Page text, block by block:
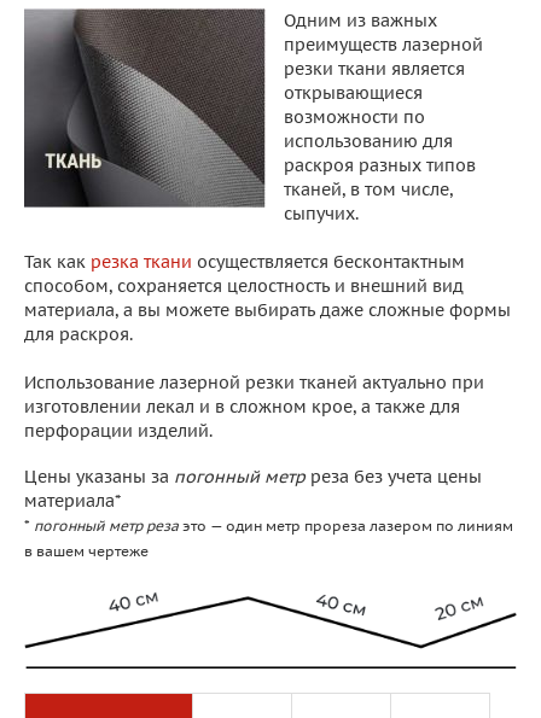
Одним из важных
преимуществ лазерной
резки ткани является
открывающиеся
возможности по
использованию для
раскроя разных типов
тканей, в том числе,
сыпучих.
Так как резка ткани осуществляется бесконтактным
способом, сохраняется целостность и внешний вид
материала, а вы можете выбирать даже сложные формы
для раскроя.
Использование лазерной резки тканей актуально при
изготовлении лекал и в сложном крое, а также для
перфорации изделий.
Цены указаны за погонный метрреза без учета цены
материала*
* погонный метр реза это — один метр прореза лазером по линиям
в вашем чертеже